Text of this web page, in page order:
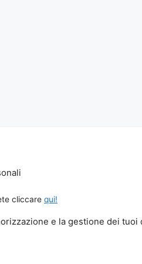
cliccare qui!
e la gestione dei tuoi